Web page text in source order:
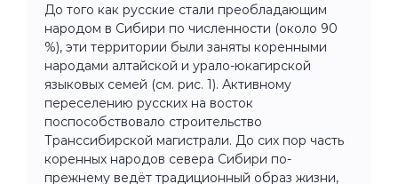
До того как русские стали преобладающим
народом в Сибири по численности (около 90
%), эти территории были заняты коренными
народами алтайской и урало-юкагирской
языковых семей (см. рис. 1). Активному
переселению русских на восток
поспособствовало строительство
Транссибирской магистрали. До сих пор часть
коренных народов севера Сибири по-
прежнему ведёт традиционный образ жизни,